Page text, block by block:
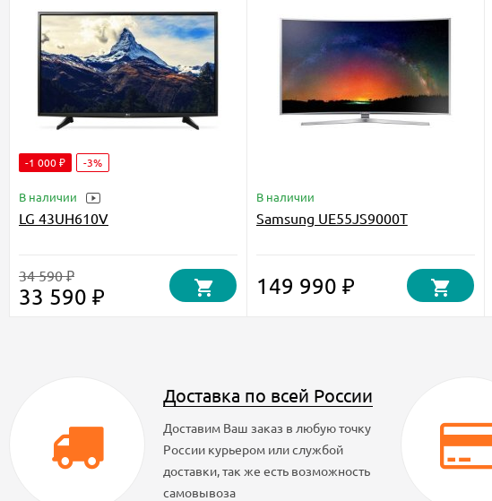
-1 000 ₽ -3%
В наличии
LG 43UH610V
34 590 ₽
33 590 ₽
В наличии
Samsung UE55JS9000T
149 990 ₽
Доставка по всей России
Доставим Ваш заказ в любую точку
России курьером или службой
доставки, так же есть возможность
самовывоза